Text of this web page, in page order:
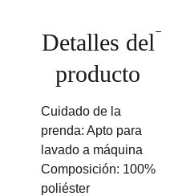
Detalles del
producto
Cuidado de la
prenda: Apto para
lavado a máquina
Composición: 100%
poliéster